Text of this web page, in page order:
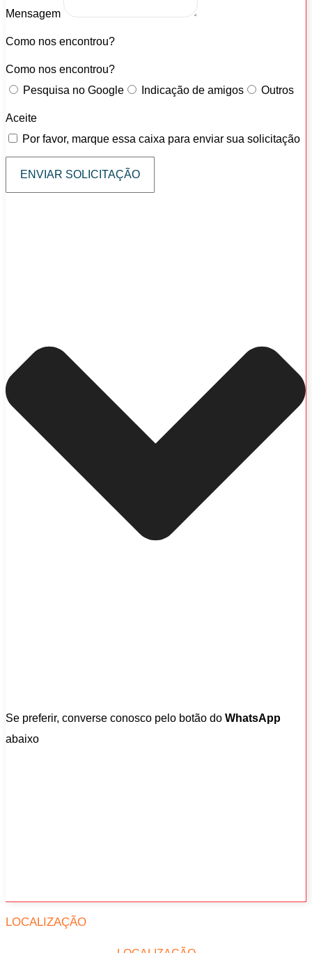
Mensagem
Como nos encontrou?
Como nos encontrou?
Pesquisa no Google
Indicação de amigos Outros
Aceite
Por favor, marque essa caixa para enviar sua solicitação
ENVIAR SOLICITAÇÃO
Se preferir, converse conosco pelo botão do WhatsApp
abaixo
LOCALIZAÇÃO